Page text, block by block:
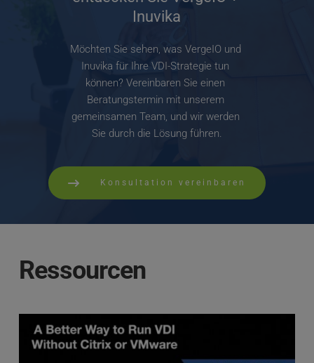
Inuvika
Möchten Sie sehen, was VergeIO und
Inuvika für Ihre VDI-Strategie tun
können? Vereinbaren Sie einen
Beratungstermin mit unserem
gemeinsamen Team, und wir werden
Sie durch die Lösung führen.
Konsultation vereinbaren
Ressourcen